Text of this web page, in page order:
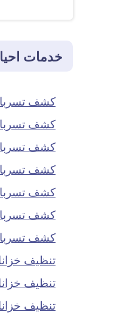
خدمات
كشف
كشف
كشف
كشف
كشف
كشف
كشف
تنظيف
تنظيف
تنظيف